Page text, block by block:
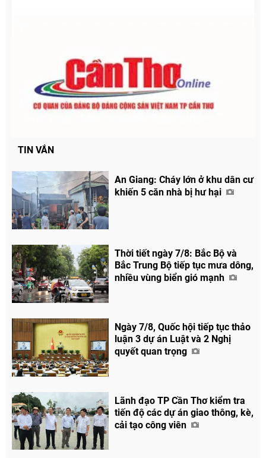
Chia sẻ
Facebook
TIN VẮN
An Giang: Cháy lớn ở khu dân cư
khiến 5 căn nhà bị hư hại
Thời tiết ngày 7/8: Bắc Bộ và
Bắc Trung Bộ tiếp tục mưa dông,
nhiều vùng biển gió mạnh
Ngày 7/8, Quốc hội tiếp tục thảo
luận 3 dự án Luật và 2 Nghị
quyết quan trọng
Lãnh đạo TP Cần Thơ kiểm tra
tiến độ các dự án giao thông, kè,
cải tạo công viên